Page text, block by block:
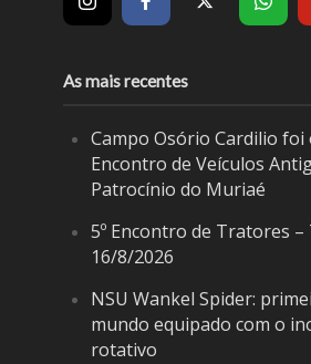
As mais recentes
Campo Osório Cardilio foi
Encontro de Veículos
Patrocínio do Muriaé
5º Encontro de Tratores –
16/8/2026
NSU Wankel Spider:
mundo equipado com o
rotativo